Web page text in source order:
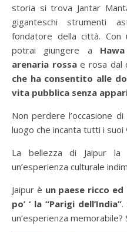
storia si trova Jantar
giganteschi strumenti
fondatore della città. Con
potrai giungere a
arenaria rossae rosa dal
che ha consentito alle
vita pubblica senza
Non perdere l’occasione
luogo che incanta tutti i suoi
La bellezza di Jaipur
un’esperienza culturale
Jaipur è un paese ricco
po’ ‘ la “Parigi dell’India”.
un’esperienza